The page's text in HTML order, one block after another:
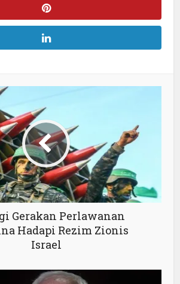
Gerakan Perlawanan
Hadapi Rezim Zionis
Israel